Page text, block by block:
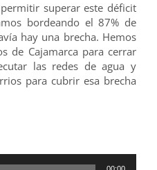
superar este déficit
bordeando el 87% de
hay una brecha. Hemos
de Cajamarca para cerrar
las redes de agua y
para cubrir esa brecha